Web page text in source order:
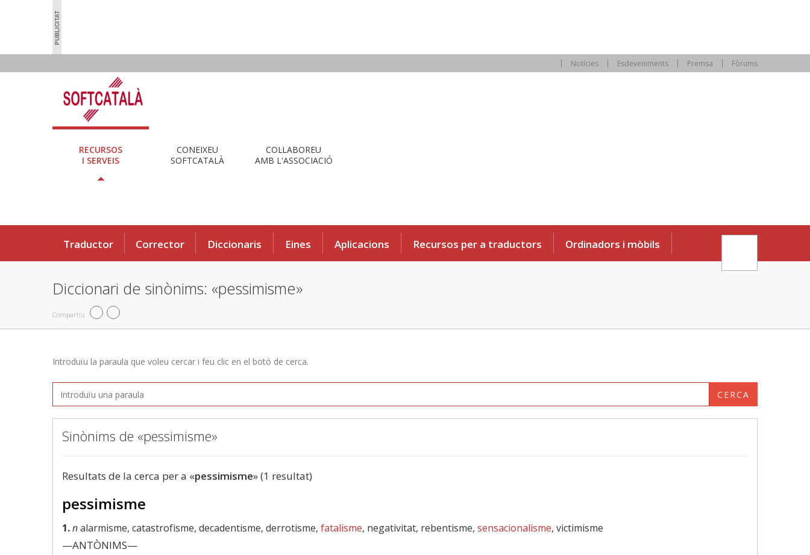
Notícies Esdeveniments Premsa Fòrums
RECURSOS
I SERVEIS
CONEIXEU
SOFTCATALÀ
COL·LABOREU
AMB L'ASSOCIACIÓ
Traductor Corrector Diccionaris Eines Aplicacions Recursos per a traductors Ordinadors i mòbils
Diccionari de sinònims: «pessimisme»
Compartiu
Introduïu la paraula que voleu cercar i feu clic en el botó de cerca.
CERCA
Sinònims de «pessimisme»
Resultats de la cerca per a «pessimisme» (1 resultat)
pessimisme
1.nalarmisme, catastrofisme, decadentisme, derrotisme, fatalisme, negativitat, rebentisme, sensacionalisme, victimisme
—ANTÒNIMS—